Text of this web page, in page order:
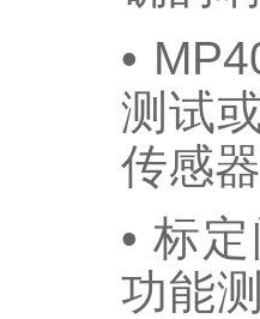
•
测试
传感
• 标
功能